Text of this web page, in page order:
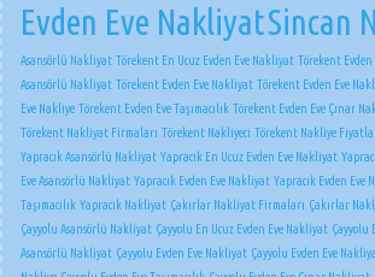
Evden Eve NakliyatSincan
Asansörlü Nakliyat Törekent En Ucuz Evden Eve Nakliyat Törekent Evden
Asansörlü Nakliyat Törekent Evden Eve Nakliyat Törekent Evden Eve
Eve Nakliye Törekent Evden Eve Taşımacılık Törekent Evden Eve Çınar
Törekent Nakliyat Firmaları Törekent Nakliyeci Törekent Nakliye
Yapracık Asansörlü Nakliyat Yapracık En Ucuz Evden Eve Nakliyat
Eve Asansörlü Nakliyat Yapracık Evden Eve Nakliyat Yapracık Evden Eve
Taşımacılık Yapracık Nakliyat Çakırlar Nakliyat Firmaları Çakırlar
Çayyolu Asansörlü Nakliyat Çayyolu En Ucuz Evden Eve Nakliyat Çayyolu
Asansörlü Nakliyat Çayyolu Evden Eve Nakliyat Çayyolu Evden Eve